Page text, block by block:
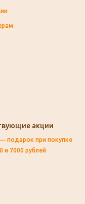
акции
подарок при покупке
и 7000 рублей